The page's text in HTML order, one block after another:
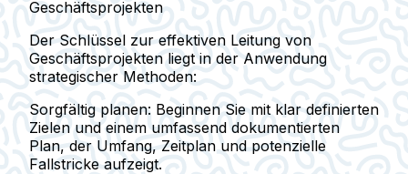
Geschäftsprojekten
Der Schlüssel zur effektiven Leitung von
Geschäftsprojekten liegt in der Anwendung
strategischer Methoden:
Sorgfältig planen: Beginnen Sie mit klar definierten
Zielen und einem umfassend dokumentierten
Plan, der Umfang, Zeitplan und potenzielle
Fallstricke aufzeigt.